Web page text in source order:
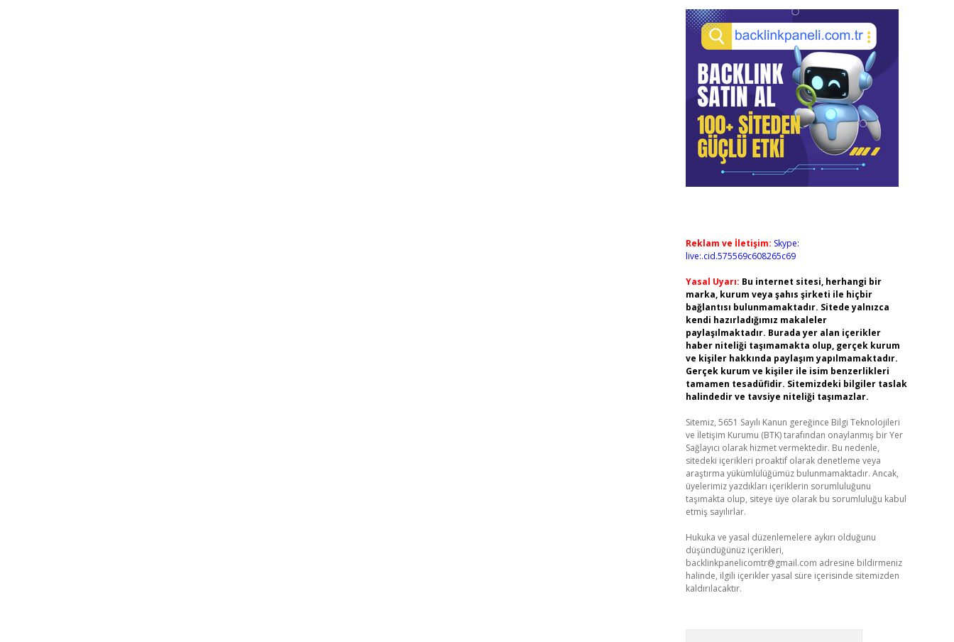
Reklam ve İletişim: Skype:
live:.cid.575569c608265c69
Yasal Uyarı: Bu internet sitesi, herhangi bir
marka, kurum veya şahıs şirketi ile hiçbir
bağlantısı bulunmamaktadır. Sitede yalnızca
kendi hazırladığımız makaleler
paylaşılmaktadır. Burada yer alan içerikler
haber niteliği taşımamakta olup, gerçek kurum
ve kişiler hakkında paylaşım yapılmamaktadır.
Gerçek kurum ve kişiler ile isim benzerlikleri
tamamen tesadüfidir. Sitemizdeki bilgiler taslak
halindedir ve tavsiye niteliği taşımazlar.
Sitemiz, 5651 Sayılı Kanun gereğince Bilgi Teknolojileri
ve İletişim Kurumu (BTK) tarafından onaylanmış bir Yer
Sağlayıcı olarak hizmet vermektedir. Bu nedenle,
sitedeki içerikleri proaktif olarak denetleme veya
araştırma yükümlülüğümüz bulunmamaktadır. Ancak,
üyelerimiz yazdıkları içeriklerin sorumluluğunu
taşımakta olup, siteye üye olarak bu sorumluluğu kabul
etmiş sayılırlar.
Hukuka ve yasal düzenlemelere aykırı olduğunu
düşündüğünüz içerikleri,
backlinkpanelicomtr@gmail.com adresine bildirmeniz
halinde, ilgili içerikler yasal süre içerisinde sitemizden
kaldırılacaktır.